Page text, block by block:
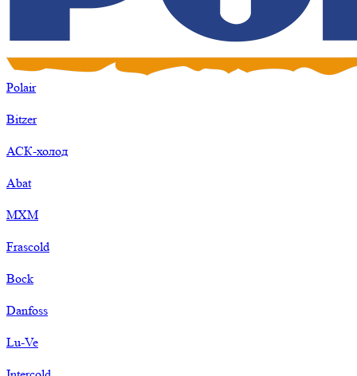
Polair
Bitzer
АСК-холод
Abat
МХМ
Frascold
Bock
Danfoss
Lu-Ve